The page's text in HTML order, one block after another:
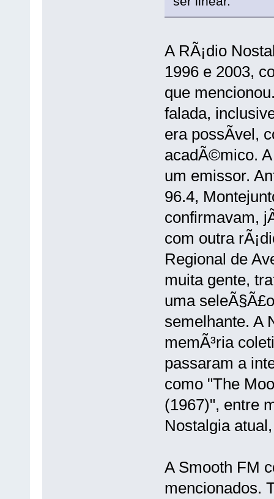
A RÃ¡dio
1996 e 2003,
que
falada,
era possÃ­vel,
acadÃ©mico.
um emissor.
96.4,
confirmavam,
com outra
Regional de
muita gente,
uma
semelhante. A
memÃ³ria
passaram a
como "The
(1967)", entre
Nostalgia
A Smooth FM
mencionados.